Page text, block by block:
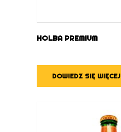
HOLBA PREMIUM
DOWIEDZ SIĘ WIĘCEJ